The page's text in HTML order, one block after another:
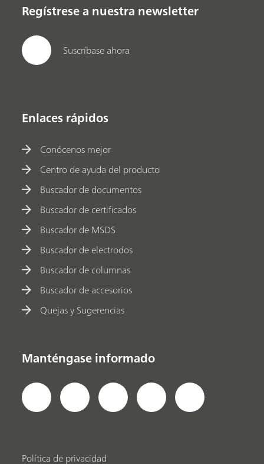
Regístrese a nuestra newsletter
Suscríbase ahora
Enlaces rápidos
Conócenos mejor
Centro de ayuda del producto
Buscador de documentos
Buscador de certificados
Buscador de MSDS
Buscador de electrodos
Buscador de columnas
Buscador de accesorios
Quejas y Sugerencias
Manténgase informado
Política de privacidad